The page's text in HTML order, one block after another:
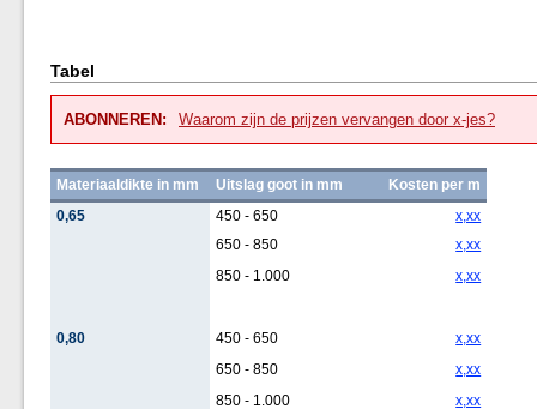
Tabel
ABONNEREN: Waarom zijn de prijzen vervangen door x-jes?
Materiaaldikte in mm Uitslag goot in mm
Kosten per m
0,65
450 - 650
x,xx
650 - 850
x,xx
850 - 1.000
x,xx
0,80 450 - 650
x,xx
650 - 850
x,xx
850 - 1.000
x,xx